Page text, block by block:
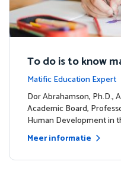
To do is to know
Matific Education Expert
dership
Dor Abrahamson, Ph.D.,
Academic Board,
Human Development in
Meer informatie